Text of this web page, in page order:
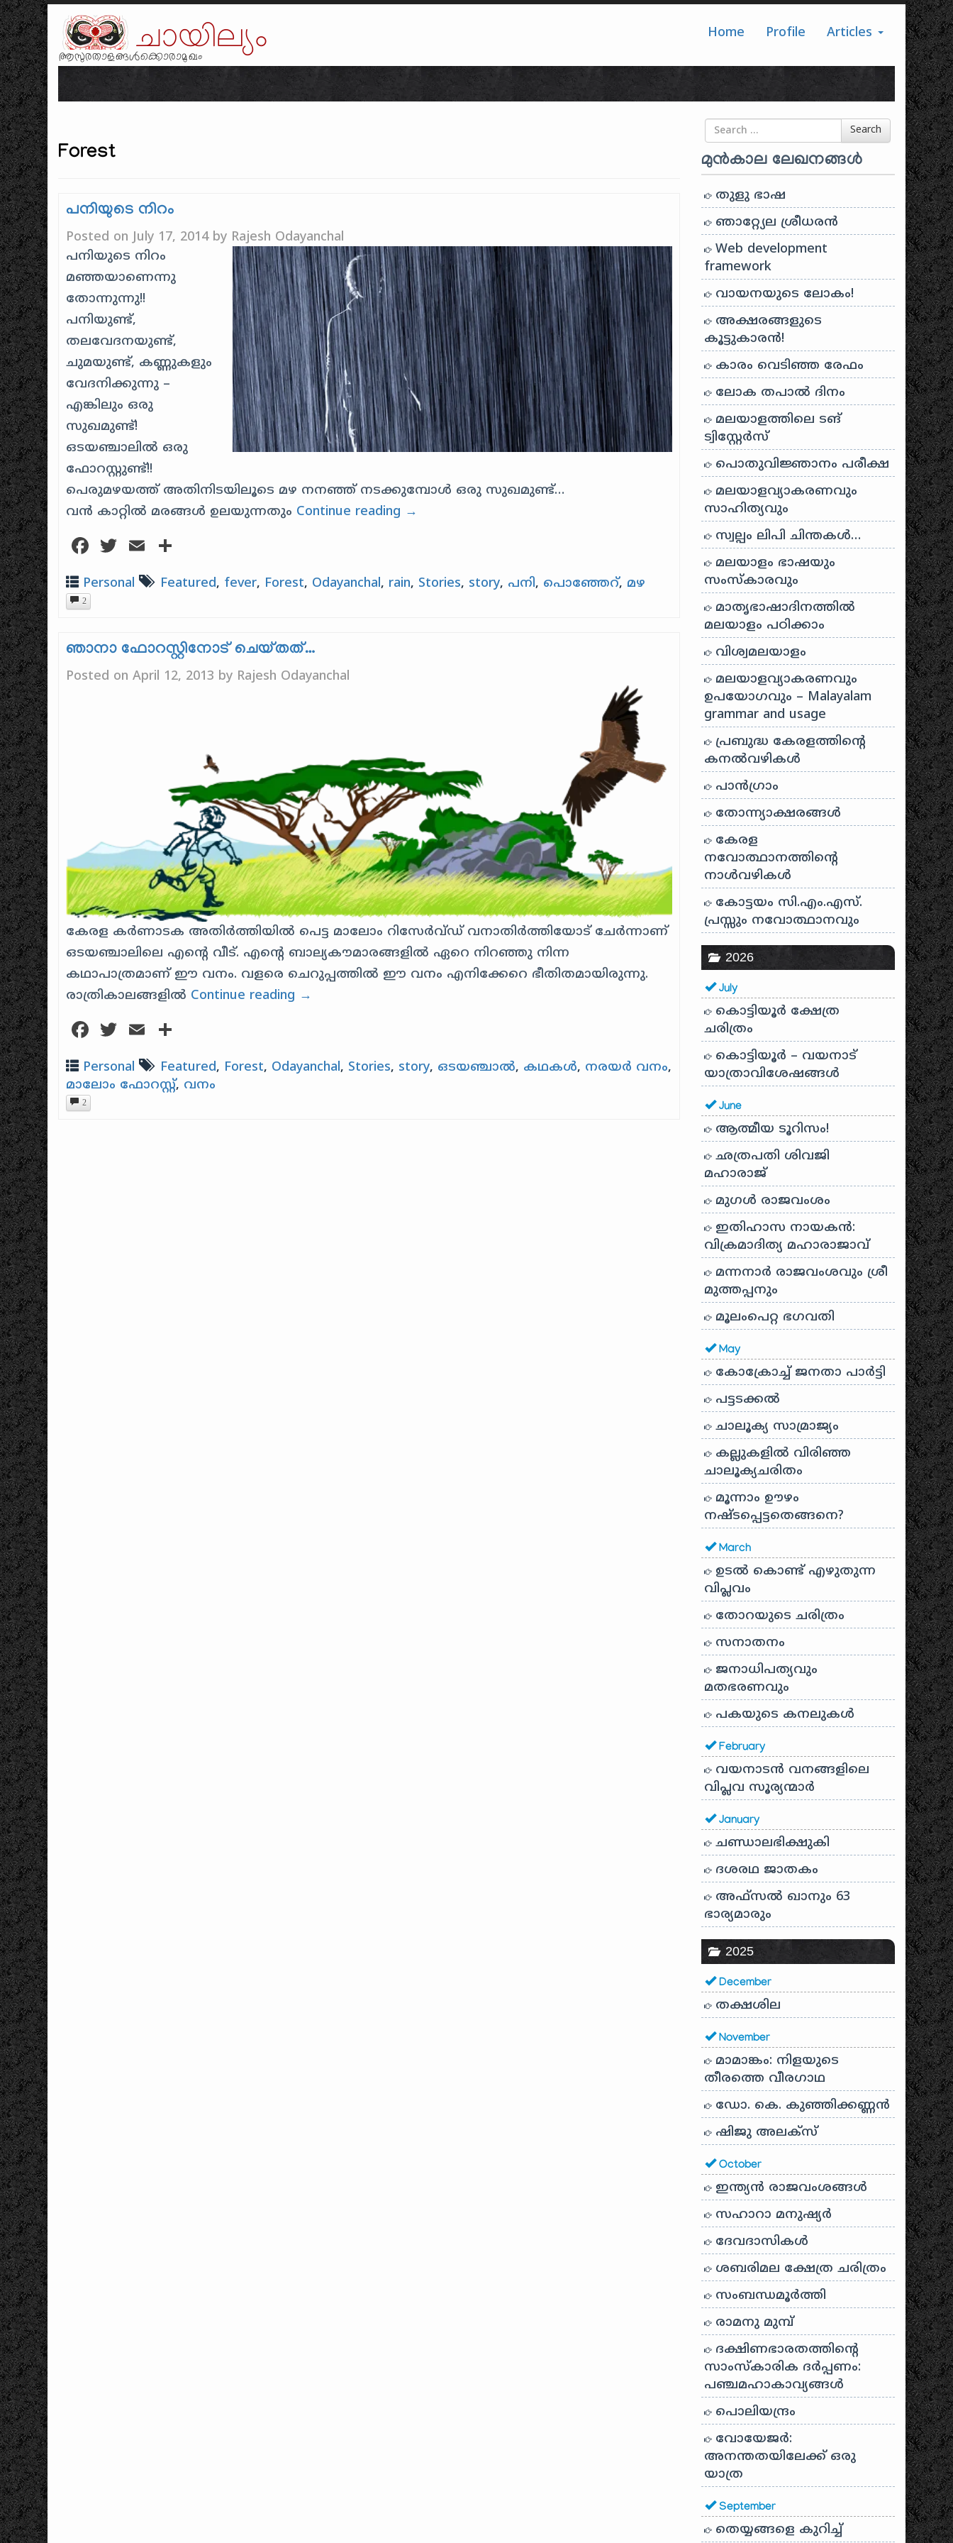
ചായില്യം
ആസുരതാളങ്ങൾക്കൊരാമുഖം
Home Profile Articles
Skip to content
Forest
പനിയുടെ നിറം
Posted on July 17, 2014by Rajesh Odayanchal
പനിയുടെ നിറം
മഞ്ഞയാണെന്നു
തോന്നുന്നു!!
പനിയുണ്ട്,
തലവേദനയുണ്ട്,
ചുമയുണ്ട്, കണ്ണുകളും
വേദനിക്കുന്നു –
എങ്കിലും ഒരു
സുഖമുണ്ട്!
ഒടയഞ്ചാലിൽ ഒരു
ഫോറസ്റ്റുണ്ട്!!
പെരുമഴയത്ത് അതിനിടയിലൂടെ മഴ നനഞ്ഞ് നടക്കുമ്പോൾ ഒരു സുഖമുണ്ട്…
വൻ കാറ്റിൽ മരങ്ങൾ ഉലയുന്നതും Continue reading →
Facebook
Twitter
Email
Personal Featured, fever, Forest, Odayanchal, rain, Stories, story, പനി, പൊഞ്ഞേറ്, മഴ
2
ഞാനാ ഫോറസ്റ്റിനോട് ചെയ്തത്…
Posted onApril 12, 2013 by Rajesh Odayanchal
കേരള കർണാടക അതിർത്തിയിൽ പെട്ട മാലോം റിസേർവ്ഡ് വനാതിർത്തിയോട് ചേർന്നാണ്
ഒടയഞ്ചാലിലെ എന്റെ വീട്. എന്റെ ബാല്യകൗമാരങ്ങളിൽ ഏറെ നിറഞ്ഞു നിന്ന
കഥാപാത്രമാണ് ഈ വനം. വളരെ ചെറുപ്പത്തിൽ ഈ വനം എനിക്കേറെ ഭീതിതമായിരുന്നു.
രാത്രികാലങ്ങളിൽ Continue reading →
Facebook
Twitter
Email
Personal Featured, Forest, Odayanchal, Stories, story, ഒടയഞ്ചാൽ, കഥകൾ, നരയർ വനം,
മാലോം ഫോറസ്റ്റ്, വനം
2
Search for Search
മുൻകാല ലേഖനങ്ങൾ
തുളു ഭാഷ
ഞാറ്റ്യേല ശ്രീധരൻ
Web development
framework
വായനയുടെ ലോകം!
അക്ഷരങ്ങളുടെ
കൂട്ടുകാരൻ!
കാരം വെടിഞ്ഞ രേഫം
ലോക തപാൽ ദിനം
മലയാളത്തിലെ ടങ്
ട്വിസ്റ്റേർസ്
പൊതുവിജ്ഞാനം പരീക്ഷ
മലയാളവ്യാകരണവും
സാഹിത്യവും
സ്വല്പം ലിപി ചിന്തകൾ…
മലയാളം ഭാഷയും
സംസ്കാരവും
മാതൃഭാഷാദിനത്തിൽ
മലയാളം പഠിക്കാം
വിശ്വമലയാളം
മലയാളവ്യാകരണവും
ഉപയോഗവും – Malayalam
grammar and usage
പ്രബുദ്ധ കേരളത്തിന്റെ
കനൽവഴികൾ
പാന്‍ഗ്രാം
തോന്ന്യാക്ഷരങ്ങള്‍
കേരള
നവോത്ഥാനത്തിന്റെ
നാൾവഴികൾ
കോട്ടയം സി.എം.എസ്.
പ്രസ്സും നവോത്ഥാനവും
2026
July
കൊട്ടിയൂർ ക്ഷേത്ര
ചരിത്രം
കൊട്ടിയൂർ – വയനാട്
യാത്രാവിശേഷങ്ങൾ
June
ആത്മീയ ടൂറിസം!
ഛത്രപതി ശിവജി
മഹാരാജ്
മുഗൾ രാജവംശം
ഇതിഹാസ നായകൻ:
വിക്രമാദിത്യ മഹാരാജാവ്
മന്നനാർ രാജവംശവും ശ്രീ
മുത്തപ്പനും
മൂലംപെറ്റ ഭഗവതി
May
കോക്രോച്ച് ജനതാ പാർട്ടി
പട്ടടക്കൽ
ചാലൂക്യ സാമ്രാജ്യം
കല്ലുകളിൽ വിരിഞ്ഞ
ചാലൂക്യചരിതം
മൂന്നാം ഊഴം
നഷ്ടപ്പെട്ടതെങ്ങനെ?
March
ഉടൽ കൊണ്ട് എഴുതുന്ന
വിപ്ലവം
തോറയുടെ ചരിത്രം
സനാതനം
ജനാധിപത്യവും
മതഭരണവും
പകയുടെ കനലുകൾ
February
വയനാടൻ വനങ്ങളിലെ
വിപ്ലവ സൂര്യന്മാർ
January
ചണ്ഡാലഭിക്ഷുകി
ദശരഥ ജാതകം
അഫ്സൽ ഖാനും 63
ഭാര്യമാരും
2025
December
തക്ഷശില
November
മാമാങ്കം: നിളയുടെ
തീരത്തെ വീരഗാഥ
ഡോ. കെ. കുഞ്ഞിക്കണ്ണൻ
ഷിജു അലക്സ്
October
ഇന്ത്യൻ രാജവംശങ്ങൾ
സഹാറാ മനുഷ്യർ
ദേവദാസികൾ
ശബരിമല ക്ഷേത്ര ചരിത്രം
സംബന്ധമൂർത്തി
രാമനു മുമ്പ്
ദക്ഷിണഭാരതത്തിൻ്റെ
സാംസ്കാരിക ദർപ്പണം:
പഞ്ചമഹാകാവ്യങ്ങൾ
പൊലിയന്ദ്രം
വോയേജർ:
അനന്തതയിലേക്ക് ഒരു
യാത്ര
September
തെയ്യങ്ങളെ കുറിച്ച്